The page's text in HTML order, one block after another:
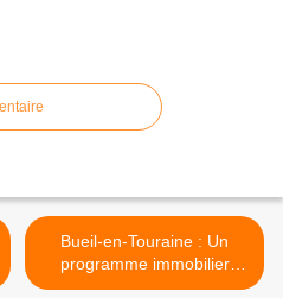
Bueil-en-Touraine : Un
programme immobilier
ambitieux pour 2016 >